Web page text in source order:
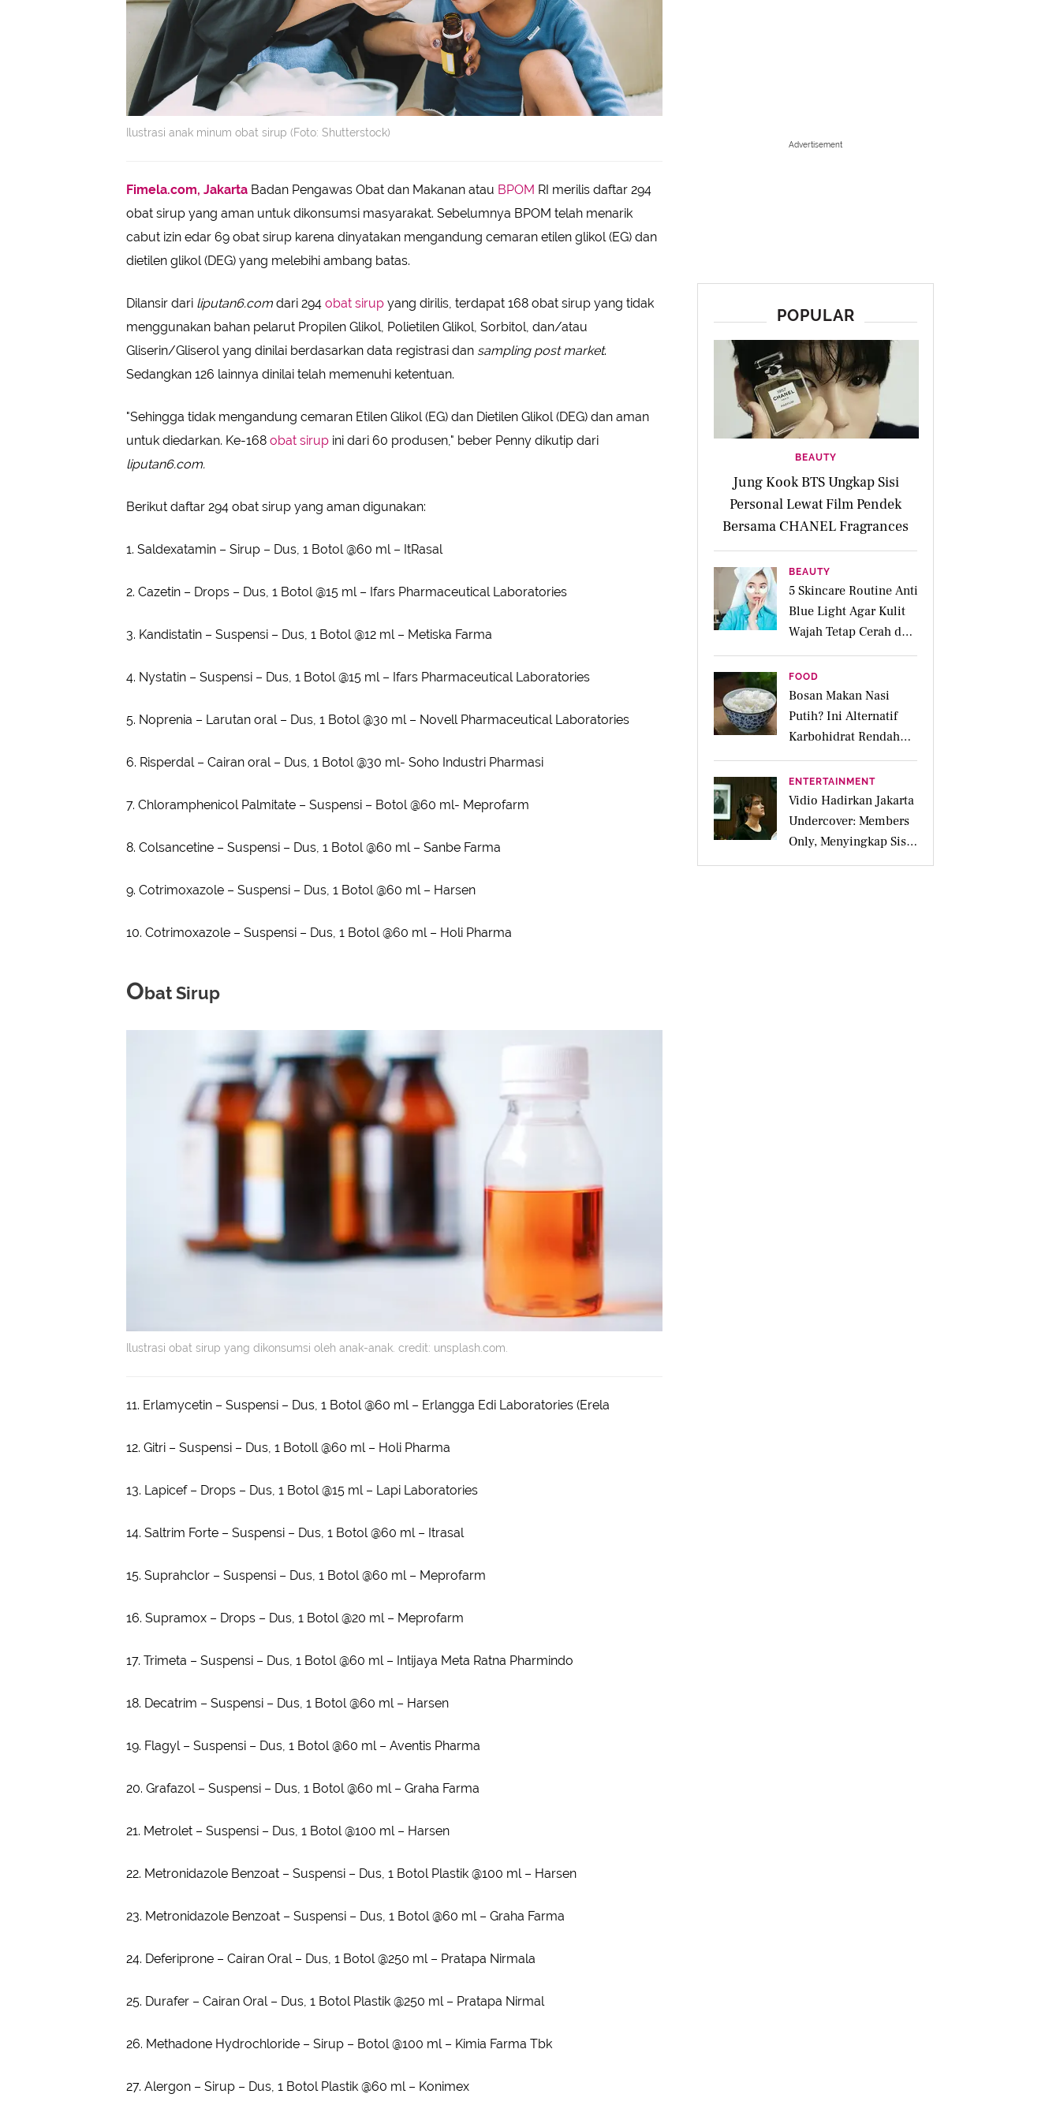
Ilustrasi anak minum obat sirup (Foto: Shutterstock)
Fimela.com, Jakarta Badan Pengawas Obat dan Makanan atau BPOM RI merilis daftar 294
obat sirup yang aman untuk dikonsumsi masyarakat. Sebelumnya BPOM telah menarik
cabut izin edar 69 obat sirup karena dinyatakan mengandung cemaran etilen glikol (EG) dan
dietilen glikol (DEG) yang melebihi ambang batas.
Dilansir dari liputan6.com dari 294 obat sirup yang dirilis, terdapat 168 obat sirup yang tidak
menggunakan bahan pelarut Propilen Glikol, Polietilen Glikol, Sorbitol, dan/atau
Gliserin/Gliserol yang dinilai berdasarkan data registrasi dan sampling post market.
Sedangkan 126 lainnya dinilai telah memenuhi ketentuan.
"Sehingga tidak mengandung cemaran Etilen Glikol (EG) dan Dietilen Glikol (DEG) dan aman
untuk diedarkan. Ke-168 obat sirup ini dari 60 produsen," beber Penny dikutip dari
liputan6.com.
Berikut daftar 294 obat sirup yang aman digunakan:
1. Saldexatamin – Sirup – Dus, 1 Botol @60 ml – ItRasal
2. Cazetin – Drops – Dus, 1 Botol @15 ml – Ifars Pharmaceutical Laboratories
3. Kandistatin – Suspensi – Dus, 1 Botol @12 ml – Metiska Farma
4. Nystatin – Suspensi – Dus, 1 Botol @15 ml – Ifars Pharmaceutical Laboratories
5. Noprenia – Larutan oral – Dus, 1 Botol @30 ml – Novell Pharmaceutical Laboratories
6. Risperdal – Cairan oral – Dus, 1 Botol @30 ml- Soho Industri Pharmasi
7. Chloramphenicol Palmitate – Suspensi – Botol @60 ml- Meprofarm
8. Colsancetine – Suspensi – Dus, 1 Botol @60 ml – Sanbe Farma
9. Cotrimoxazole – Suspensi – Dus, 1 Botol @60 ml – Harsen
10. Cotrimoxazole – Suspensi – Dus, 1 Botol @60 ml – Holi Pharma
Obat Sirup
Ilustrasi obat sirup yang dikonsumsi oleh anak-anak. credit: unsplash.com.
11. Erlamycetin – Suspensi – Dus, 1 Botol @60 ml – Erlangga Edi Laboratories (Erela
12. Gitri – Suspensi – Dus, 1 Botoll @60 ml – Holi Pharma
13. Lapicef – Drops – Dus, 1 Botol @15 ml – Lapi Laboratories
14. Saltrim Forte – Suspensi – Dus, 1 Botol @60 ml – Itrasal
15. Suprahclor – Suspensi – Dus, 1 Botol @60 ml – Meprofarm
16. Supramox – Drops – Dus, 1 Botol @20 ml – Meprofarm
17. Trimeta – Suspensi – Dus, 1 Botol @60 ml – Intijaya Meta Ratna Pharmindo
18. Decatrim – Suspensi – Dus, 1 Botol @60 ml – Harsen
19. Flagyl – Suspensi – Dus, 1 Botol @60 ml – Aventis Pharma
20. Grafazol – Suspensi – Dus, 1 Botol @60 ml – Graha Farma
21. Metrolet – Suspensi – Dus, 1 Botol @100 ml – Harsen
22. Metronidazole Benzoat – Suspensi – Dus, 1 Botol Plastik @100 ml – Harsen
23. Metronidazole Benzoat – Suspensi – Dus, 1 Botol @60 ml – Graha Farma
24. Deferiprone – Cairan Oral – Dus, 1 Botol @250 ml – Pratapa Nirmala
25. Durafer – Cairan Oral – Dus, 1 Botol Plastik @250 ml – Pratapa Nirmal
26. Methadone Hydrochloride – Sirup – Botol @100 ml – Kimia Farma Tbk
27. Alergon – Sirup – Dus, 1 Botol Plastik @60 ml – Konimex
Advertisement
POPULAR
BEAUTY
Jung Kook BTS Ungkap Sisi
Personal Lewat Film Pendek
Bersama CHANEL Fragrances
BEAUTY
5 Skincare Routine Anti
Blue Light Agar Kulit
Wajah Tetap Cerah dan
Sehat di Era Digital
FOOD
Bosan Makan Nasi
Putih? Ini Alternatif
Karbohidrat Rendah
Glikemik yang Bikin
Kenyang Lebih Lama
ENTERTAINMENT
Vidio Hadirkan Jakarta
Undercover: Members
Only, Menyingkap Sisi
Gelap Jakarta